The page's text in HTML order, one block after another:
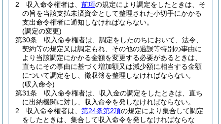
2
収入命令権者は、 前項の規定により調定をしたときは、そ
の旨を当該支払未済資金として整理された小切手にかかる
支出命令権者に通知しなければならない。
(調定の変更)
第30条
収入命令権者は、調定をしたのちにおいて、法令、
契約等の規定又は調定もれ、その他の過誤等特別の事由に
より当該調定にかかる金額を変更する必要があるときは、
直ちにその事由に基づく増加額又は減少額に相当する金額
について調定をし、徴収簿を整理しなければならない。
(収入命令)
第31条
収入命令権者は、収入金の調定をしたときは、直ち
に出納機関に対し、収入命令を発しなければならない。
2
収入命令権者は、 第24条第2項の規定により集合して調定
をしたときは、集合して収入命令を発しなければならな